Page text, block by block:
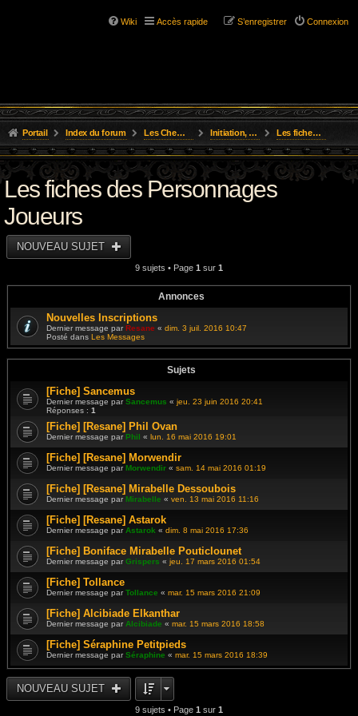
Wiki Accès rapide Connexion
S’enregistrer
Portail Index du forum Les Chemins de L'Aventure Initiation, Scénarios Courts Les fiches des Personnages Joueurs
Les fiches des Personnages
Joueurs
NOUVEAU SUJET
9 sujets • Page 1 sur 1
Annonces
Nouvelles Inscriptions
Dernier message parResane « dim. 3 juil. 2016 10:47
Posté dans Les Messages
Sujets
[Fiche] Sancemus
Dernier message parSancemus « jeu. 23 juin 2016 20:41
Réponses : 1
[Fiche] [Resane] Phil Ovan
Dernier message parPhil « lun. 16 mai 2016 19:01
[Fiche] [Resane] Morwendir
Dernier message parMorwendir « sam. 14 mai 2016 01:19
[Fiche] [Resane] Mirabelle Dessoubois
Dernier message parMirabelle « ven. 13 mai 2016 11:16
[Fiche] [Resane] Astarok
Dernier message parAstarok « dim. 8 mai 2016 17:36
[Fiche] Boniface Mirabelle Pouticlounet
Dernier message parGrispers « jeu. 17 mars 2016 01:54
[Fiche] Tollance
Dernier message parTollance « mar. 15 mars 2016 21:09
[Fiche] Alcibiade Elkanthar
Dernier message par Alcibiade « mar. 15 mars 2016 18:58
[Fiche] Séraphine Petitpieds
Dernier message parSéraphine « mar. 15 mars 2016 18:39
NOUVEAU SUJET
9 sujets • Page 1 sur 1